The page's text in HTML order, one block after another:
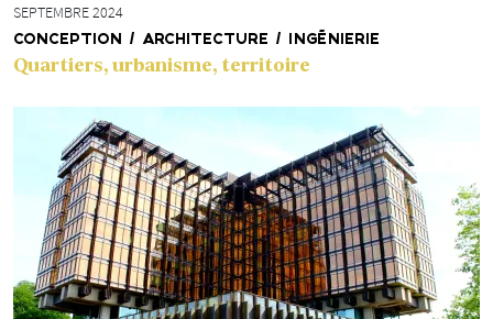
SEPTEMBRE 2024
CONCEPTION / ARCHITECTURE / INGÉNIERIE
Quartiers, urbanisme, territoire